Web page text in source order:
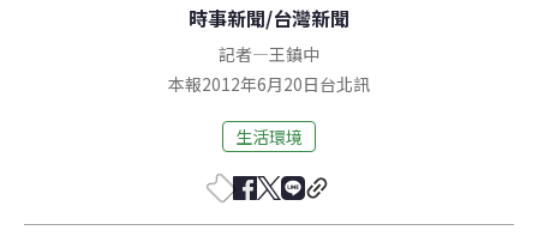
時事新聞/台灣新聞
記者—王鎮中
本報2012年6月20日台北訊
生活環境